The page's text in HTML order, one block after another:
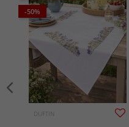
-50%
DUFTIN